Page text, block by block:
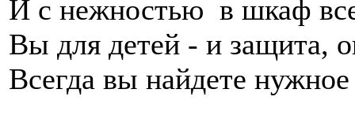
И с нежностью в шкаф
Вы для детей - и защита,
Всегда вы найдете